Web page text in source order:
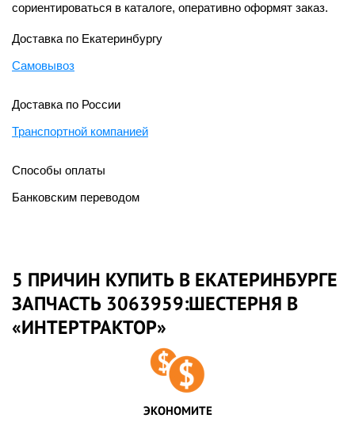
сориентироваться в каталоге, оперативно оформят заказ.
Доставка по Екатеринбургу
Самовывоз
Доставка по России
Транспортной компанией
Способы оплаты
Банковским переводом
5 ПРИЧИН КУПИТЬ В ЕКАТЕРИНБУРГЕ
ЗАПЧАСТЬ 3063959:ШЕСТЕРНЯ В
«ИНТЕРТРАКТОР»
ЭКОНОМИТЕ